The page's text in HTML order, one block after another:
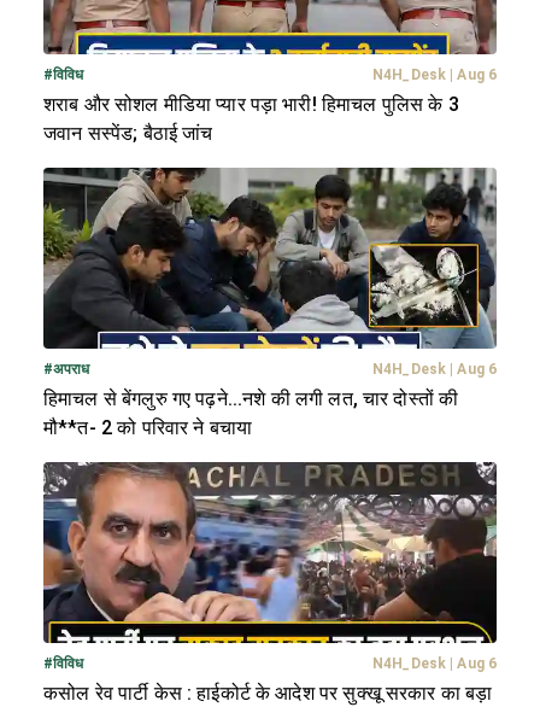
#विविध N4H_Desk Aug 6
शराब और सोशल मीडिया प्यार पड़ा भारी! हिमाचल पुलिस के 3
जवान सस्पेंड; बैठाई जांच
#अपराध N4H_Desk Aug 6
हिमाचल से बेंगलुरु गए पढ़ने...नशे की लगी लत, चार दोस्तों की
मौ**त- 2 को परिवार ने बचाया
#विविध N4H_Desk Aug 6
कसोल रेव पार्टी केस : हाईकोर्ट के आदेश पर सुक्खू सरकार का बड़ा